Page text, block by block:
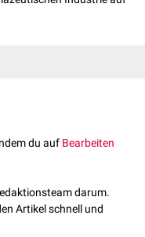
bezeichnet man als
als Marketing-
der Zielgruppen und
dient.
du auf Bearbeiten
darum.
Artikel schnell und